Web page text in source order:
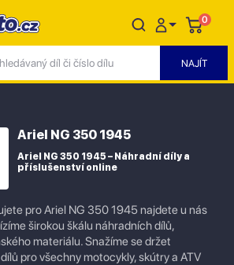
0
Ariel NG 350 1945
Ariel NG 350 1945 – Náhradní díly a
příslušenství online
pro Ariel NG 350 1945 najdete u nás
širokou škálu náhradních dílů,
materiálu. Snažíme se držet
pro všechny motocykly, skútry a ATV